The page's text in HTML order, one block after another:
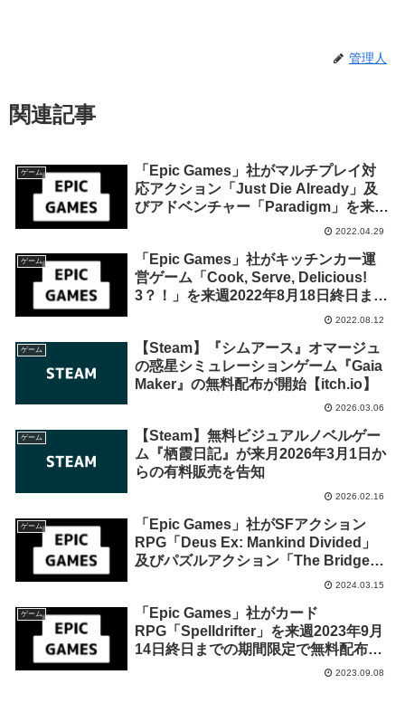
管理人
関連記事
ゲーム
「Epic Games」社がマルチプレイ対
応アクション「Just Die Already」及
びアドベンチャー「Paradigm」を来週
2022年5月5日終日までの1週間限定で
2022.04.29
ゲーム
「Epic Games」社がキッチンカー運
営ゲーム「Cook, Serve, Delicious!
3？！」を来週2022年8月18日終日まで
の1週間限定で無料配布を開始！2022.08.12
ゲーム
【Steam】『シムアース』オマージュ
の惑星シミュレーションゲーム『Gaia
Maker』の無料配布が開始【itch.io】
2026.03.06
ゲーム
【Steam】無料ビジュアルノベルゲー
ム『栖霞日記』が来月2026年3月1日か
らの有料販売を告知
2026.02.16
ゲーム
「Epic Games」社がSFアクション
RPG「Deus Ex: Mankind Divided」
及びパズルアクション「The Bridge」
を来週2024年3月21日終日までの期間
2024.03.15
ゲーム
「Epic Games」社がカード
RPG「Spelldrifter」を来週2023年9月
14日終日までの期間限定で無料配布を
2023.09.08